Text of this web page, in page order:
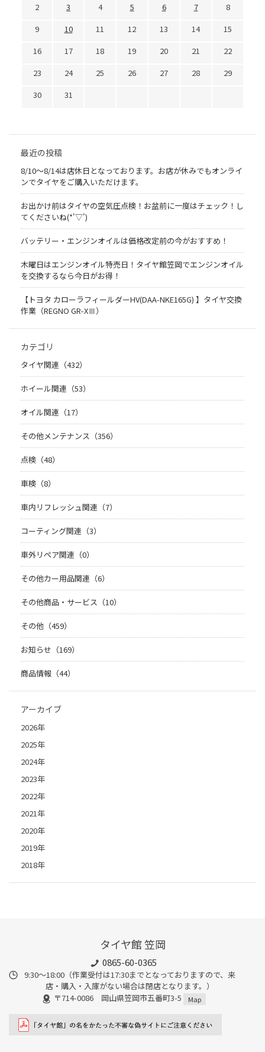
2
3 4 5 6 7
8
9
10 11 12 13 14
15
16
17 18 19 20 21
22
23
24 25 26 27 28
29
30
31
最近の投稿
8/10～8/14は店休日となっております。お店が休みでもオンライ
ンでタイヤをご購入いただけます。
お出かけ前はタイヤの空気圧点検！お盆前に一度はチェック！し
てくださいね(*'▽')
バッテリー・エンジンオイルは価格改定前の今がおすすめ！
木曜日はエンジンオイル特売日！タイヤ館笠岡でエンジンオイル
を交換するなら今日がお得！
【トヨタ カローラフィールダーHV(DAA-NKE165G) 】タイヤ交換
作業（REGNO GR-XⅢ）
カテゴリ
タイヤ関連（432）
ホイール関連（53）
オイル関連（17）
その他メンテナンス（356）
点検（48）
車検（8）
車内リフレッシュ関連（7）
コーティング関連（3）
車外リペア関連（0）
その他カー用品関連（6）
その他商品・サービス（10）
その他（459）
お知らせ（169）
商品情報（44）
アーカイブ
2026年
2025年
2024年
2023年
2022年
2021年
2020年
2019年
2018年
タイヤ館 笠岡
0865-60-0365
9:30～18:00（作業受付は17:30までとなっておりますので、来
店・購入・入庫がない場合は閉店となります。）
〒714-0086 岡山県笠岡市五番町3-5
Map